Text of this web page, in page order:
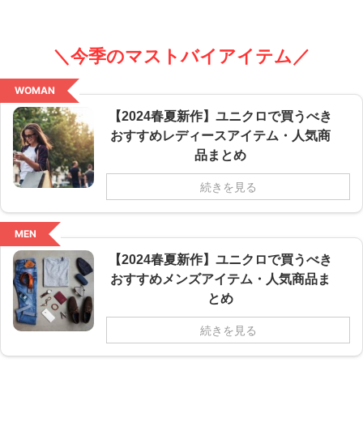
＼今季のマストバイアイテム／
WOMAN
【2024春夏新作】ユニクロで買うべき
おすすめレディースアイテム・人気商
品まとめ
続きを見る
MEN
【2024春夏新作】ユニクロで買うべき
おすすめメンズアイテム・人気商品ま
とめ
続きを見る